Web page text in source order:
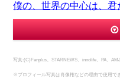
僕の、世界の中心は、君
写真:(C)Fanplus、STARNEWS、innolife、PA、
※プロフィール写真は肖像権などの理由で使用で